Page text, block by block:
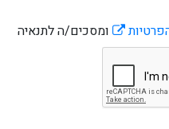
ומסכים/ה לתנאיה